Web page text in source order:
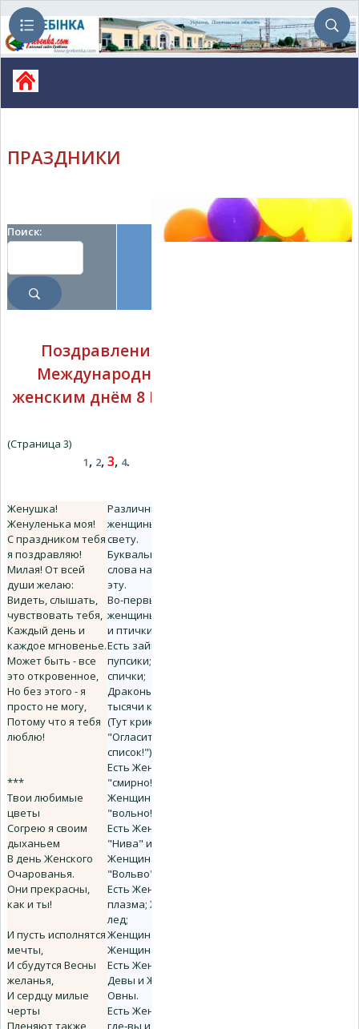
ПРАЗДНИКИ
Поиск:
Поздравления с
Международным
женским днём 8 Марта
(Страница 3)
1, 2,3, 4.
Женушка!
Женуленька моя!
С праздником тебя
я поздравляю!
Милая! От всей
души желаю:
Видеть, слышать,
чувствовать тебя,
Каждый день и
каждое мгновенье.
Может быть - все
это откровенное,
Но без этого - я
просто не могу,
Потому что я тебя
люблю!
***
Твои любимые
цветы
Согрею я своим
дыханьем
В день Женского
Очарованья.
Они прекрасны,
как и ты!
И пусть исполнятся
мечты,
И сбудутся Весны
желанья,
И сердцу милые
черты
Пленяют также
Различные
женщины ходят по
свету.
Буквально два
слова на тему на
эту.
Во-первых, есть
женщины - рыбки
и птички.
Есть зайки и
пупсики; пышки и
спички;
Драконы и змеи и
тысячи кисок...
(Тут крик из толпы:
"Огласите весь
список!")
Есть Женщина-
"смирно!", есть
Женщина-
"вольно!",
Есть Женщина-
"Нива" и
Женщина-
"Вольво".
Есть Женщина-
плазма; Женщина-
лед;
Женщина-лезвие;
Женщина-йод.
Есть Женщины-
Девы и Женщины-
Овны.
Есть Женщины-
где-вы и